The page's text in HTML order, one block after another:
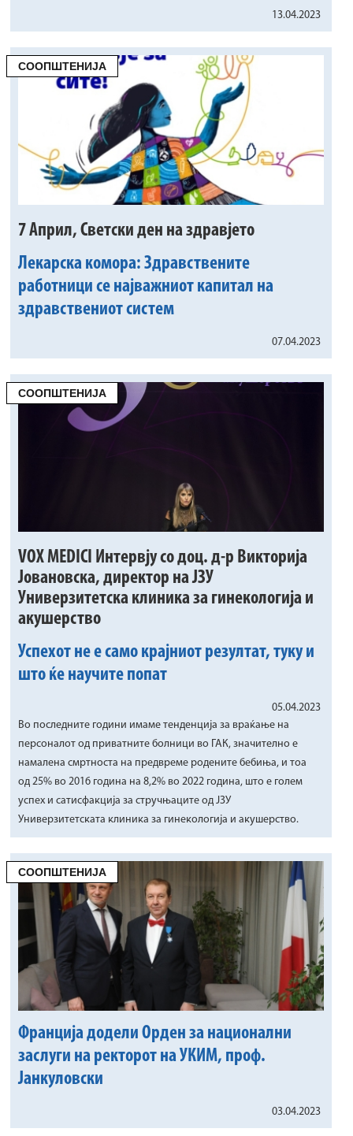
13.04.2023
СООПШТЕНИЈА
7 Април, Светски ден на здравјето
Лекарска комора: Здравствените
работници се најважниот капитал на
здравствениот систем
07.04.2023
СООПШТЕНИЈА
VOX MEDICI Интервју со доц. д-р Викторија
Јовановска, директор на ЈЗУ
Универзитетска клиника за гинекологија и
акушерство
Успехот не е само крајниот резултат, туку и
што ќе научите попат
05.04.2023
Во последните години имаме тенденција за враќање на
персоналот од приватните болници во ГАК, значително е
намалена смртноста на предвреме родените бебиња, и тоа
од 25% во 2016 година на 8,2% во 2022 година, што е голем
успех и сатисфакција за стручњаците од ЈЗУ
Универзитетската клиника за гинекологија и акушерство.
СООПШТЕНИЈА
Франција додели Орден за национални
заслуги на ректорот на УКИМ, проф.
Јанкуловски
03.04.2023